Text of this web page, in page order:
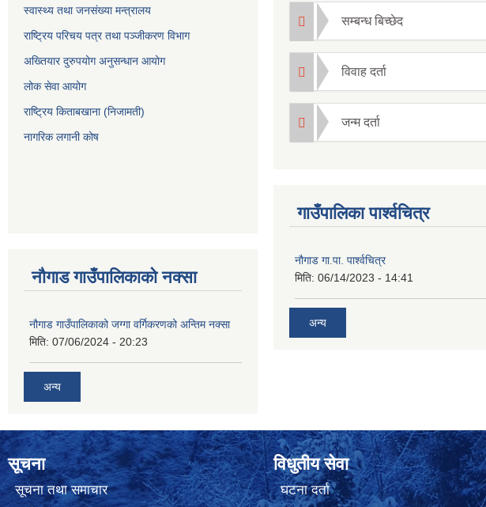
स्वास्थ्य तथा जनसंख्या मन्त्रालय
राष्ट्रिय परिचय पत्र तथा पञ्जीकरण विभाग
अख्तियार दुरुपयोग अनुसन्धान आयोग
लोक सेवा आयोग
राष्ट्रिय किताबखाना (निजामती)
नागरिक लगानी कोष
नौगाड गाउँपालिकाको नक्सा
नौगाड गाउँपालिकाको जग्गा वर्गिकरणको अन्तिम नक्सा
मिति: 07/06/2024 - 20:23
अन्य
सम्बन्ध बिच्छेद
विवाह दर्ता
जन्म दर्ता
गाउँपालिका पार्श्वचित्र
नौगाड गा.पा. पार्श्वचित्र
मिति: 06/14/2023 - 14:41
अन्य
सूचना
सूचना तथा समाचार
विधुतीय सेवा
घटना दर्ता